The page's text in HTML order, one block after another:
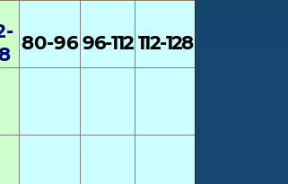
80-9696-112112-128